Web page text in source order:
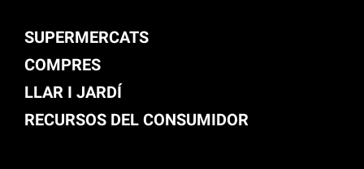
SUPERMERCATS
COMPRES
LLAR I JARDÍ
RECURSOS DEL CONSUMIDOR